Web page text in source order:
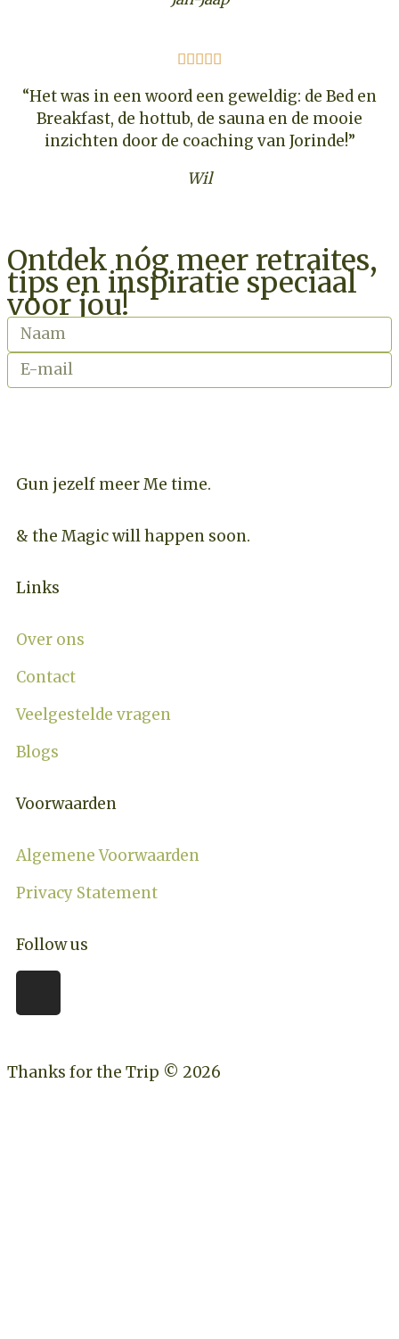

“Het was in een woord een geweldig: de Bed en
Breakfast, de hottub, de sauna en de mooie
inzichten door de coaching van Jorinde!”
Wil
Ontdek nóg meer retraites,
tips en inspiratie speciaal
voor jou!
Gun jezelf meer Me time.​
& the Magic will happen soon.
Links
Over ons
Contact
Veelgestelde vragen
Blogs
Voorwaarden
Algemene Voorwaarden
Privacy Statement
Follow us
Thanks for the Trip © 2026